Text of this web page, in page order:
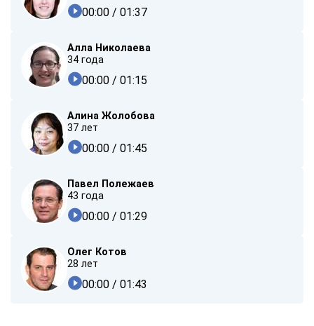
00:00 / 01:37
Алла Николаева
34 года
00:00 / 01:15
Алина Жолобова
37 лет
00:00 / 01:45
Павел Полежаев
43 года
00:00 / 01:29
Олег Котов
28 лет
00:00 / 01:43